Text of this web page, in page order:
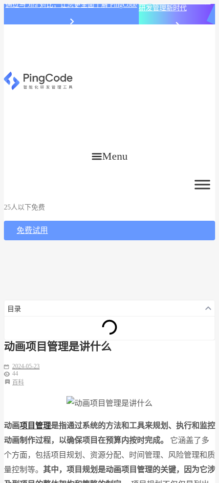
通过与 Jira 对比，让您更全面了解 PingCode 研发管理新时代
Menu
25人以下免费
免费试用
目录
动画项目管理是讲什么
2024-05-23
44
百科
动画项目管理是指通过系统的方法和工具来规划、执行和监控
动画制作过程，以确保项目在预算内按时完成。
它涵盖了多
个方面，包括项目规划、资源分配、时间管理、风险管理和质
量控制等。 其中，项目规划是动画项目管理的关键，因为它涉